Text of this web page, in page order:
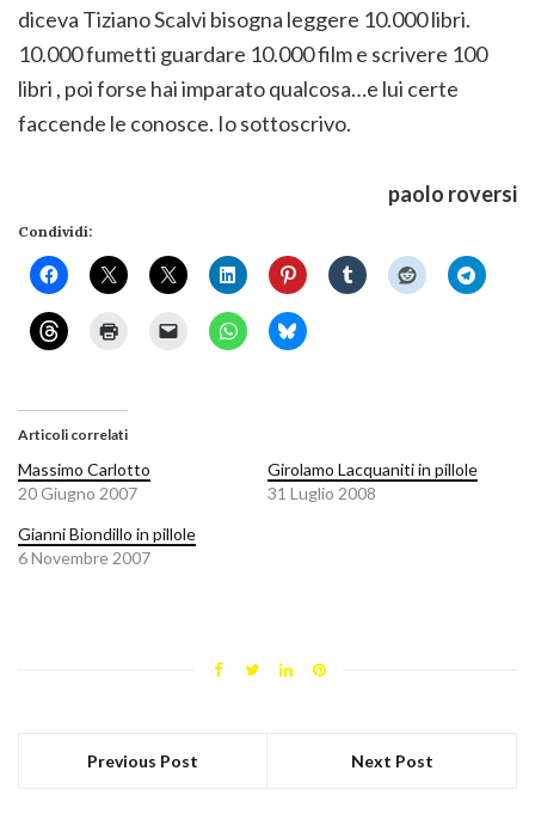
diceva Tiziano Scalvi bisogna leggere 10.000 libri.
10.000 fumetti guardare 10.000 film e scrivere 100
libri , poi forse hai imparato qualcosa…e lui certe
faccende le conosce. Io sottoscrivo.
paolo roversi
Condividi:
Articoli correlati
Massimo Carlotto
20 Giugno 2007
Girolamo Lacquaniti in pillole
31 Luglio 2008
Gianni Biondillo in pillole
6 Novembre 2007
Previous Post Next Post